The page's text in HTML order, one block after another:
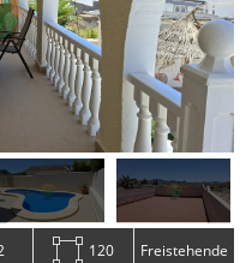
120 Freistehende